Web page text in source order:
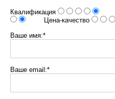
Квалификация
Цена-качество
Ваше имя:*
Ваше email:*